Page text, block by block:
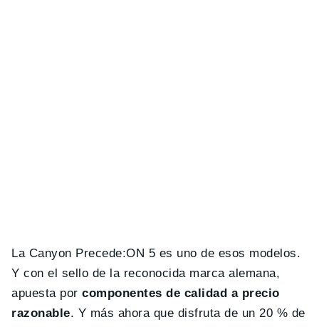
La Canyon Precede:ON 5 es uno de esos modelos.
Y con el sello de la reconocida marca alemana,
apuesta porcomponentes de calidad a precio
razonable. Y más ahora que disfruta de un 20 % de